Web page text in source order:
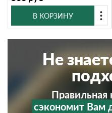
В КОРЗИНУ
Не
Правильная
сэкономит Вам